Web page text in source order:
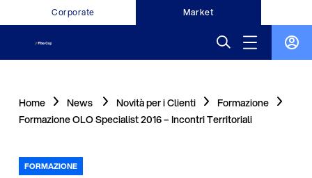
Corporate Market
Home News Novità per i Clienti
Formazione
Formazione OLO Specialist 2016 – Incontri Territoriali
FORMAZIONE